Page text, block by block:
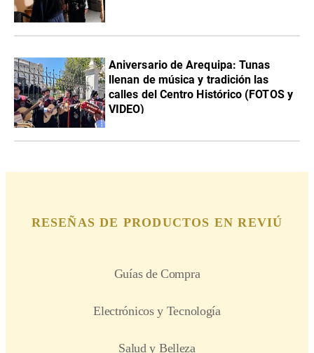
Aniversario de Arequipa: Tunas
llenan de música y tradición las
calles del Centro Histórico (FOTOS y
VIDEO)